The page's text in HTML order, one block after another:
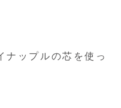
ナップルの芯を使っ